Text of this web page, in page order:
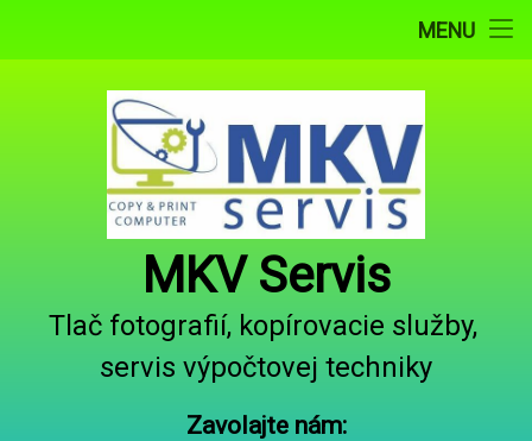
MENU
Tlač z e-mailu
Potlač hrnčekov
Prepis VHS/VHS-C na DVD alebo USB
Obchodné podmienky
Servis kávovarov
MKV Servis
Tlač fotografií, kopírovacie služby,
servis výpočtovej techniky
Zavolajte nám: